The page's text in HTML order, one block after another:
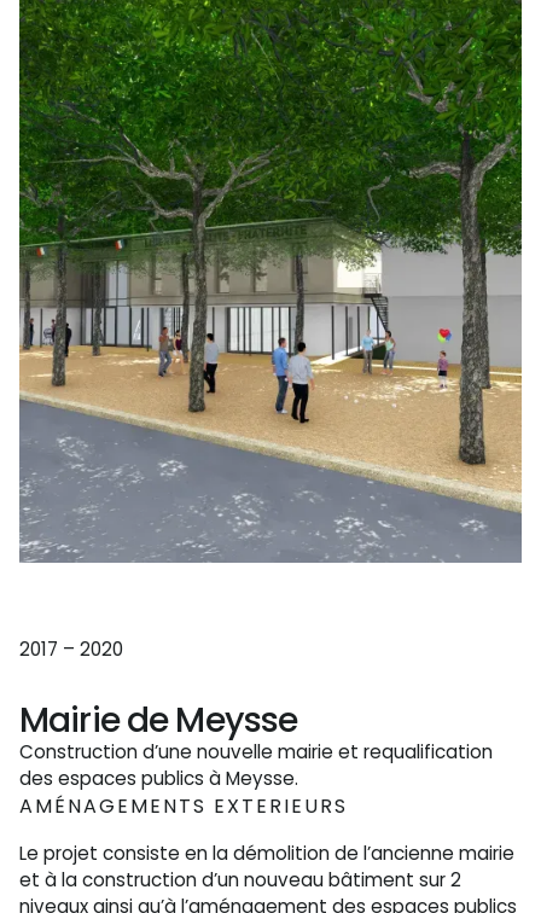
2017 – 2020
Mairie de Meysse
Construction d’une nouvelle mairie et requalification
des espaces publics à Meysse.
AMÉNAGEMENTS EXTERIEURS
Le projet consiste en la démolition de l’ancienne mairie
et à la construction d’un nouveau bâtiment sur 2
niveaux ainsi qu’à l’aménagement des espaces publics